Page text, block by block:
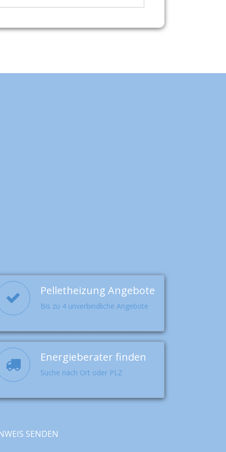
Pelletheizung Angebote
Bis zu 4 unverbindliche Angebote
Energieberater finden
Suche nach Ort oder PLZ
SENDEN